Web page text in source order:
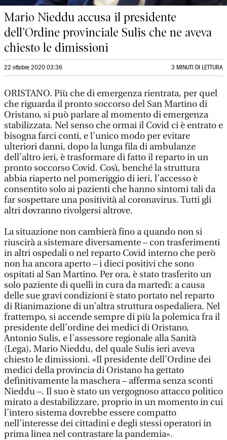
Mario Nieddu accusa il presidente
dell’Ordine provinciale Sulis che ne aveva
chiesto le dimissioni
22 ottobre 2020 03:36 3 MINUTI DI LETTURA
ORISTANO. Più che di emergenza rientrata, per quel
che riguarda il pronto soccorso del San Martino di
Oristano, si può parlare al momento di emergenza
stabilizzata. Nel senso che ormai il Covid ci è entrato e
bisogna farci conti, e l’unico modo per evitare
ulteriori danni, dopo la lunga fila di ambulanze
dell’altro ieri, è trasformare di fatto il reparto in un
pronto soccorso Covid. Così, benché la struttura
abbia riaperto nel pomeriggio di ieri, l’accesso è
consentito solo ai pazienti che hanno sintomi tali da
far sospettare una positività al coronavirus. Tutti gli
altri dovranno rivolgersi altrove.
La situazione non cambierà fino a quando non si
riuscirà a sistemare diversamente – con trasferimenti
in altri ospedali o nel reparto Covid interno che però
non ha ancora aperto – i dieci positivi che sono
ospitati al San Martino. Per ora, è stato trasferito un
solo paziente di quelli in cura da martedì: a causa
delle sue gravi condizioni è stato portato nel reparto
di Rianimazione di un’altra struttura ospedaliera. Nel
frattempo, si accende sempre di più la polemica fra il
presidente dell’ordine dei medici di Oristano,
Antonio Sulis, e l’assessore regionale alla Sanità
(Lega), Mario Nieddu, del quale Sulis ieri aveva
chiesto le dimissioni. «Il presidente dell’Ordine dei
medici della provincia di Oristano ha gettato
definitivamente la maschera – afferma senza sconti
Nieddu –. Il suo è stato un vergognoso attacco politico
mirato a destabilizzare, proprio in un momento in cui
l’intero sistema dovrebbe essere compatto
nell’interesse dei cittadini e degli stessi operatori in
prima linea nel contrastare la pandemia».